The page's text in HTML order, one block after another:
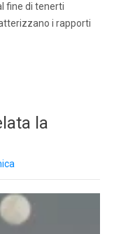
fine di tenerti
i rapporti
la